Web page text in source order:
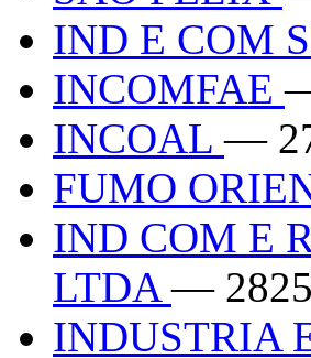
IND E COM
INCOMFAE
INCOAL—
FUMO
IND COM E
LTDA—
INDUSTRIA